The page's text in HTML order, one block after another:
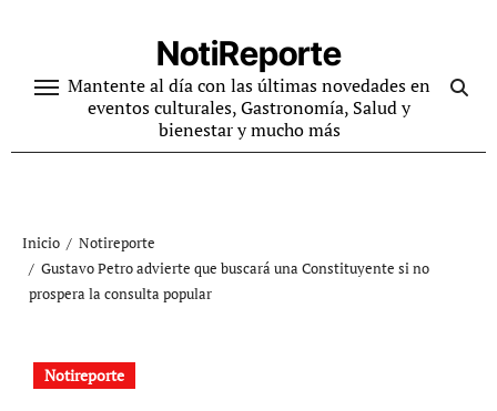
contenido
NotiReporte
Mantente al día con las últimas novedades en
eventos culturales, Gastronomía, Salud y
bienestar y mucho más
Inicio
Notireporte
Gustavo Petro advierte que buscará una Constituyente si no
prospera la consulta popular
Notireporte